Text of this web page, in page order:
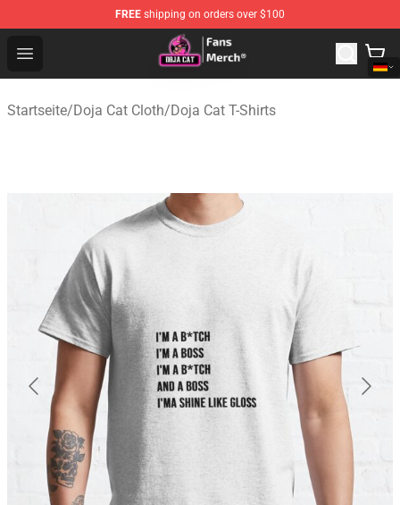
FREE shipping on orders over $100
Open menu
Doja Cat Store - Official Doja Cat Merchandise Shop
Startseite/Doja Cat Cloth/Doja Cat T-Shirts